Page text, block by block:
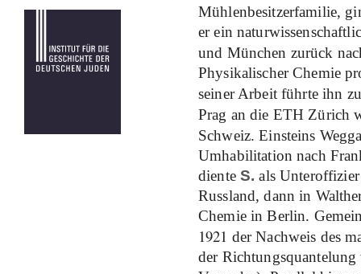
Mühlenbesitzerfamilie,
er ein
und München zurück
Physikalischer Chemie
seiner Arbeit führte ihn
Prag an die ETH Zürich
Schweiz. Einsteins
Umhabilitation nach
diente S. als
Russland, dann in
Chemie in Berlin.
1921 der Nachweis des
der